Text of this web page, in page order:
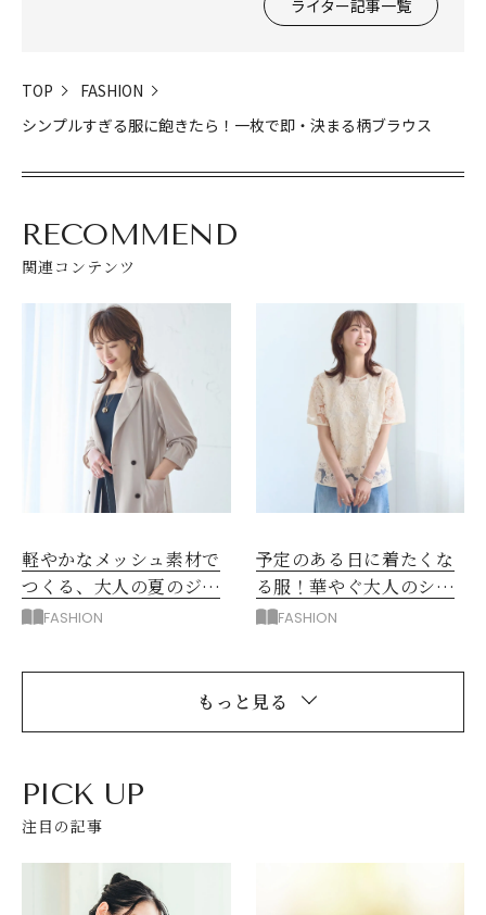
ライター記事一覧
TOP
FASHION
シンプルすぎる服に飽きたら！一枚で即・決まる柄ブラウス
RECOMMEND
関連コンテンツ
軽やかなメッシュ素材で
つくる、大人の夏のジャ
ケットスタイル
FASHION
予定のある日に着たくな
る服！華やぐ大人のシア
ートップス
FASHION
もっと見る
PICK UP
注目の記事